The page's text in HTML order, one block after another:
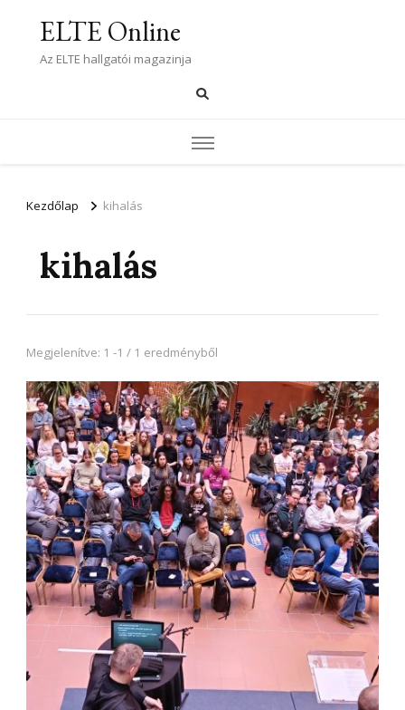
ELTE Online
Az ELTE hallgatói magazinja
Kezdőlap kihalás
kihalás
Megjelenítve: 1 -1 / 1 eredményből